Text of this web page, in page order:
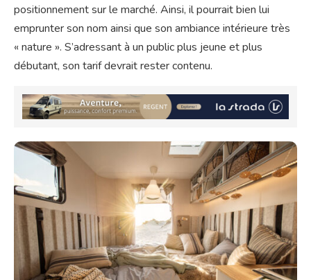
positionnement sur le marché. Ainsi, il pourrait bien lui
emprunter son nom ainsi que son ambiance intérieure très
« nature ». S’adressant à un public plus jeune et plus
débutant, son tarif devrait rester contenu.